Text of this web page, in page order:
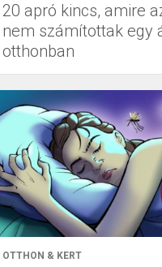
20 apró kincs, amire
nem számítottak egy
otthonban
OTTHON & KERT